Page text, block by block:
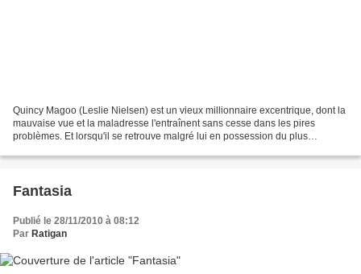
Quincy Magoo (Leslie Nielsen) est un vieux millionnaire excentrique, dont la
mauvaise vue et la maladresse l'entraînent sans cesse dans les pires
problèmes. Et lorsqu'il se retrouve malgré lui en possession du plus
Fantasia
Publié le 28/11/2010 à 08:12
Par Ratigan